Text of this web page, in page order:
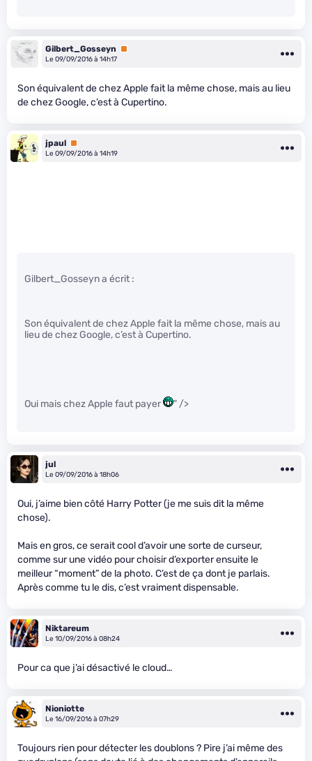
Gilbert_Gosseyn
Premium
Le 09/09/2016 à 14h17
Son équivalent de chez Apple fait la même chose, mais au lieu
de chez Google, c’est à Cupertino.
jpaul Premium
Le 09/09/2016 à 14h19
Gilbert_Gosseyn a écrit :
Son équivalent de chez Apple fait la même chose, mais au
lieu de chez Google, c’est à Cupertino.
Oui mais chez Apple faut payer " />
jul
Le 09/09/2016 à 18h06
Oui, j’aime bien côté Harry Potter (je me suis dit la même
chose).
Mais en gros, ce serait cool d’avoir une sorte de curseur,
comme sur une vidéo pour choisir d’exporter ensuite le
meilleur “moment” de la photo. C’est de ça dont je parlais.
Après comme tu le dis, c’est vraiment dispensable.
Niktareum
Le 10/09/2016 à 08h24
Pour ca que j’ai désactivé le cloud…
Nioniotte
Le 16/09/2016 à 07h29
Toujours rien pour détecter les doublons ? Pire j’ai même des